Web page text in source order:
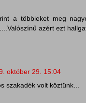
a többieket meg
azért ezt
október 29. 15:04
szakadék volt köztünk...